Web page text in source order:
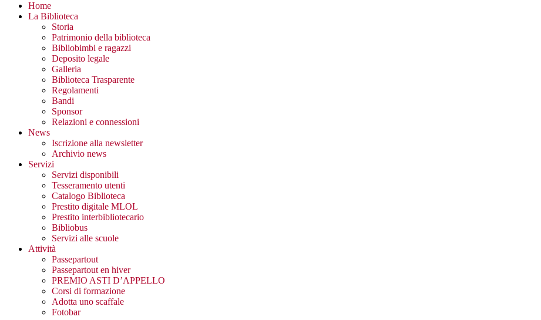
Home
La Biblioteca
Storia
Patrimonio della biblioteca
Bibliobimbi e ragazzi
Deposito legale
Galleria
Biblioteca Trasparente
Regolamenti
Bandi
Sponsor
Relazioni e connessioni
News
Iscrizione alla newsletter
Archivio news
Servizi
Servizi disponibili
Tesseramento utenti
Catalogo Biblioteca
Prestito digitale MLOL
Prestito interbibliotecario
Bibliobus
Servizi alle scuole
Attività
Passepartout
Passepartout en hiver
PREMIO ASTI D’APPELLO
Corsi di formazione
Adotta uno scaffale
Fotobar